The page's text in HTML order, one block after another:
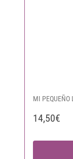
MI PEQUEÑO
14,50€